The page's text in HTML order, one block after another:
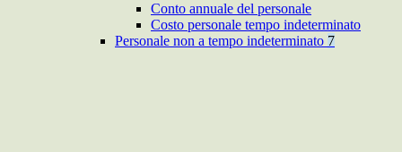
Conto annuale del personale
Costo personale tempo indeterminato
Personale non a tempo indeterminato 7